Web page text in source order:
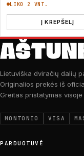
LIKO 2 VNT.
Į KREPŠELĮ
Lietuviška dviračių dalių
Originalios prekės iš
Greitas pristatymas visoje
MONTONIO VISA
PARDUOTUVĖ